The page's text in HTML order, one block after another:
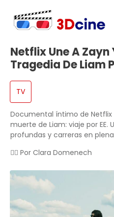
Netflix Une A Zayn
Tragedia De Liam
TV
Documental íntimo de Netflix
muerte de Liam: viaje por EE.
profundas y carreras en
✍🏻 Por Clara Domenech